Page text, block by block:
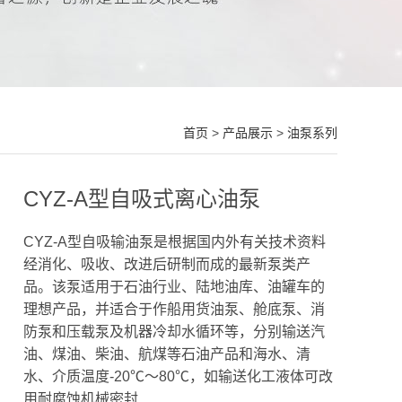
首页 > 产品展示 > 油泵系列
CYZ-A型自吸式离心油泵
CYZ-A型自吸输油泵是根据国内外有关技术资料
经消化、吸收、改进后研制而成的最新泵类产
品。该泵适用于石油行业、陆地油库、油罐车的
理想产品，并适合于作船用货油泵、舱底泵、消
防泵和压载泵及机器冷却水循环等，分别输送汽
油、煤油、柴油、航煤等石油产品和海水、清
水、介质温度-20℃～80℃，如输送化工液体可改
用耐腐蚀机械密封